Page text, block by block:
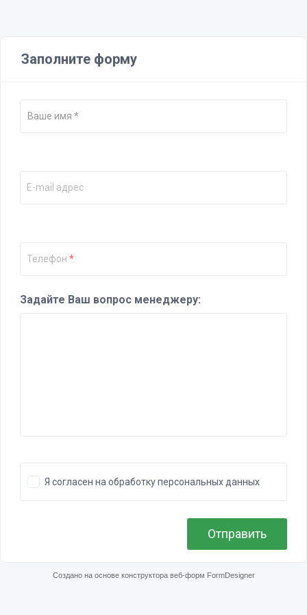
Заполните форму
E-mail адрес
Телефон *
Задайте Ваш вопрос менеджеру:
Я согласен на обработку персональных данных
Отправить
Создано на основе конструктора веб-форм FormDesigner